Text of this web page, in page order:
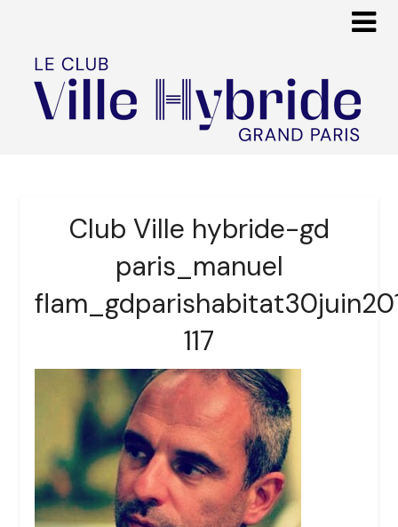
Club Ville hybride-gd
paris_manuel
117